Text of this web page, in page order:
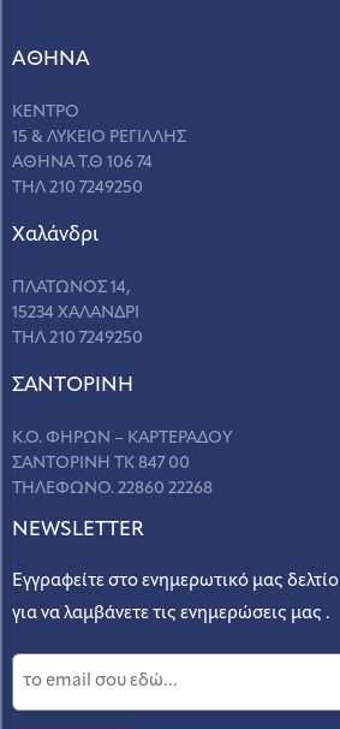
ΑΘΗΝΑ
ΚΕΝΤΡΟ
15 & ΛΥΚΕΙΟ ΡΕΓΙΛΛΗΣ
ΑΘΗΝΑ Τ.Θ 106 74
ΤΗΛ 210 7249250
Χαλάνδρι
ΠΛΑΤΩΝΟΣ 14,
15234 ΧΑΛΑΝΔΡΙ
ΤΗΛ 210 7249250
ΣANΤΟΡΙΝΗ
Κ.Ο. ΦΗΡΩΝ – ΚΑΡΤΕΡΑΔΟΥ
ΣΑΝΤΟΡΙΝΗ ΤΚ 847 00
ΤΗΛΕΦΩΝΟ. 22860 22268
NEWSLETTER
Εγγραφείτε στο ενημερωτικό μας δελτίο
για να λαμβάνετε τις ενημερώσεις μας .